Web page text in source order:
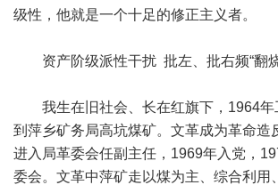
级性，他就是一个十足的修正主义者。
资产阶级派性干扰 批左、批右频“翻
我生在旧社会、长在红旗下，1964年
到萍乡矿务局高坑煤矿。文革成为革命造
进入局革委会任副主任，1969年入党，
委会。文革中萍矿走以煤为主、综合利用